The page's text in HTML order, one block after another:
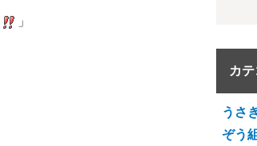
」
カテ
うさ
ぞう組